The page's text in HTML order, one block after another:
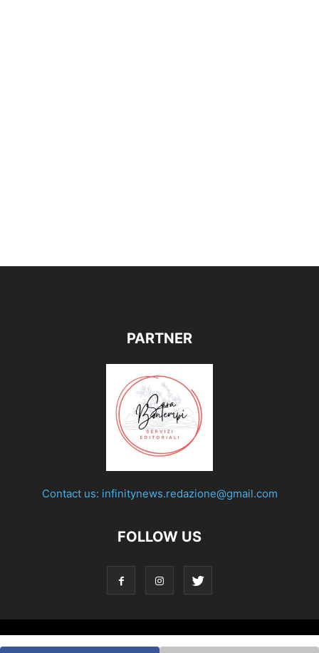
PARTNER
Contact us: infinitynews.redazione@gmail.com
FOLLOW US